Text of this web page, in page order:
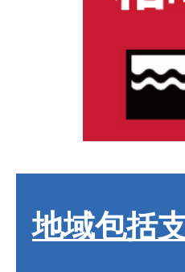
地域包括